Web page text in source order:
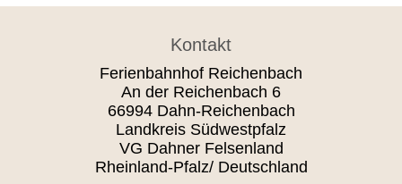
Kontakt
Ferienbahnhof Reichenbach
An der Reichenbach 6
66994 Dahn-Reichenbach
Landkreis Südwestpfalz
VG Dahner Felsenland
Rheinland-Pfalz/ Deutschland